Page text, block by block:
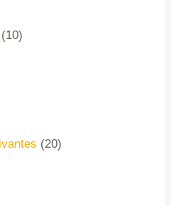
(10)
(20)